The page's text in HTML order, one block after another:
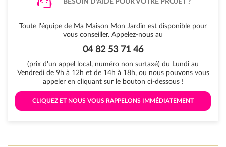
Toute l'équipe de Ma Maison Mon Jardin est disponible pour
vous conseiller. Appelez-nous au
04 82 53 71 46
(prix d'un appel local, numéro non surtaxé) du Lundi au
Vendredi de 9h à 12h et de 14h à 18h, ou nous pouvons vous
appeler en cliquant sur le bouton ci-dessous !
CLIQUEZ ET NOUS VOUS RAPPELONS IMMÉDIATEMENT